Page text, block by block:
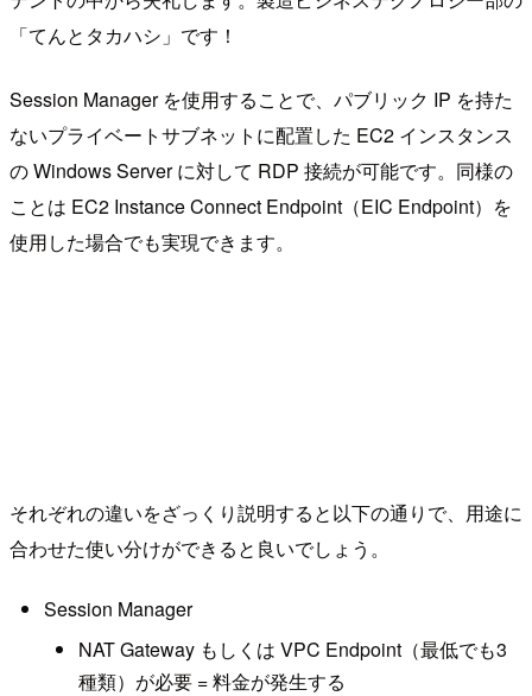
「てんとタカハシ」です！
Session Manager を使用することで、パブリック IP を持た
ないプライベートサブネットに配置した EC2 インスタンス
の Windows Server に対して RDP 接続が可能です。同様の
ことは EC2 Instance Connect Endpoint（EIC Endpoint）を
使用した場合でも実現できます。
それぞれの違いをざっくり説明すると以下の通りで、用途に
合わせた使い分けができると良いでしょう。
Session Manager
NAT Gateway もしくは VPC Endpoint（最低でも3
種類）が必要 = 料金が発生する